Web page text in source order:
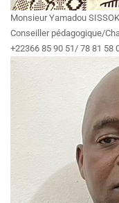
Monsieur Yamadou
Conseiller pédagogique/
+22366 85 90 51/ 78 81 58